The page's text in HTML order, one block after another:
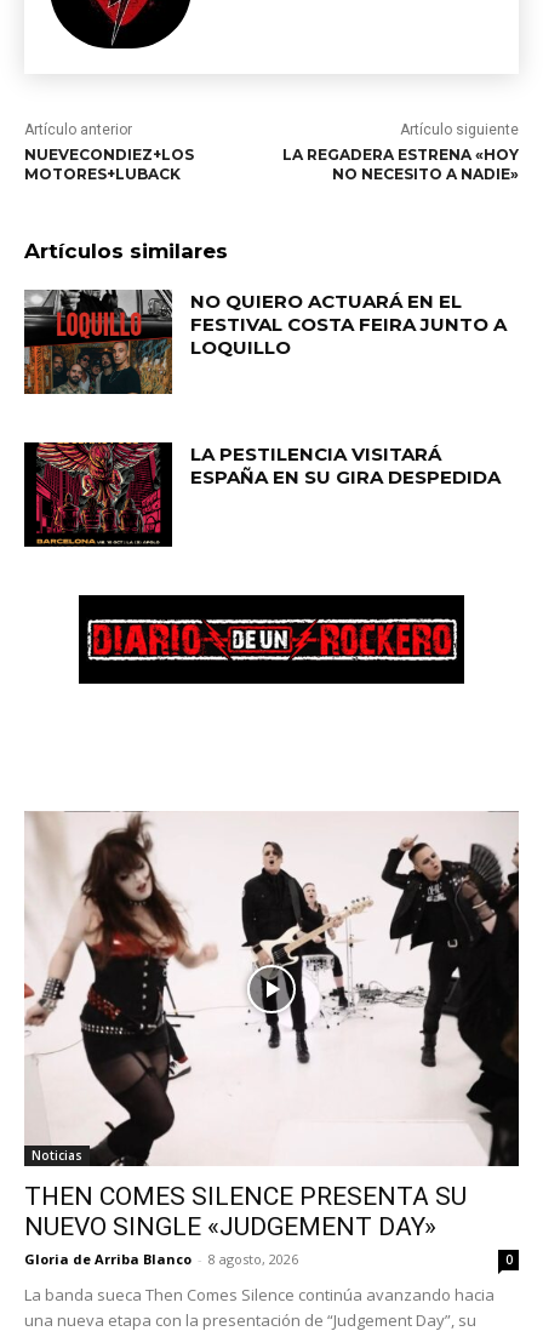
Artículo anterior
NUEVECONDIEZ+LOS
MOTORES+LUBACK
Artículo siguiente
LA REGADERA ESTRENA «HOY
NO NECESITO A NADIE»
Artículos similares
NO QUIERO ACTUARÁ EN EL
FESTIVAL COSTA FEIRA JUNTO A
LOQUILLO
LA PESTILENCIA VISITARÁ
ESPAÑA EN SU GIRA DESPEDIDA
Noticias
THEN COMES SILENCE PRESENTA SU
NUEVO SINGLE «JUDGEMENT DAY»
Gloria de Arriba Blanco - 8 agosto, 2026 0
La banda sueca Then Comes Silence continúa avanzando hacia
una nueva etapa con la presentación de “Judgement Day”, su